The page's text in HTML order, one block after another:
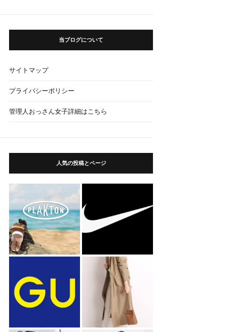
当ブログについて
サイトマップ
プライバシーポリシー
管理人おっさん女子詳細はこちら
人気の投稿とページ